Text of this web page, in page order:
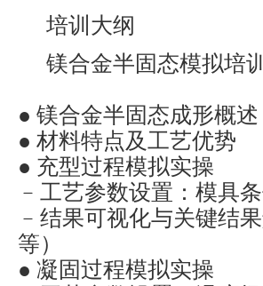
培训大纲
镁合金半固态模拟培
● 镁合金半固态成形概述
● 材料特点及工艺优势
● 充型过程模拟实操
﹣工艺参数设置：模具
﹣结果可视化与关键结
等）
● 凝固过程模拟实操